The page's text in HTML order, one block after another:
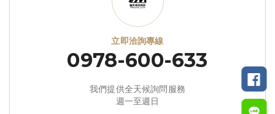
立即洽詢專線
0978-600-633
我們提供全天候詢問服務
週一至週日